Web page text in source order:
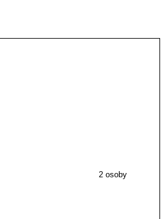
2 osoby